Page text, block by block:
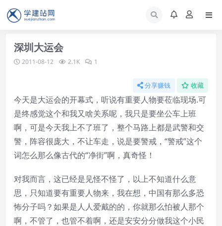
深圳大运会
2011-08-12 2.1K 1
分享赚钱 收藏
今天是大运会的开幕式，听说有重要人物要莅临现场.可
是终感觉这个和我又啥关系呢，我只是要坐公车上班
啊，可是今天我上不了班了，整个马路上都是武警和交
警，阵容很庞大，不让车走，说是要警戒，“警戒”这个
词怎么那么像古代的“净街”啊，真奇怪！
对我而言，这已经是见怪不怪了，以上不知道什么意
思，只知道要有重要人物来，我在想，中国有那么多恐
怖分子吗？如果是人人爱戴的的，你就那么怕被人那个
啊，不管了，也管不着啊，还是安安分分做我这个小民